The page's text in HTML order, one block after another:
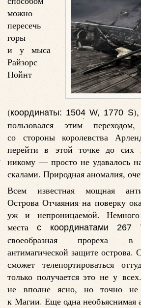
можно
пересечь
горы
и у мыса
Райзорс
Пойнт
(координаты: 1504 W, 1770 S),
пользовался этим
со стороны королевства
перейти в этой точке до сих
никому — просто не удавалось
скалами. Природная аномалия,
Всем известная мощная
Острова Отчаяния на поверку
уж и непроницаемой. Немного
местас координатами
своеобразная прореха в
антимагической защите острова.
сможет телепортироваться
только получается это не у
не вполне ясно, но точно не
к Магии. Еще одна необъяснимая